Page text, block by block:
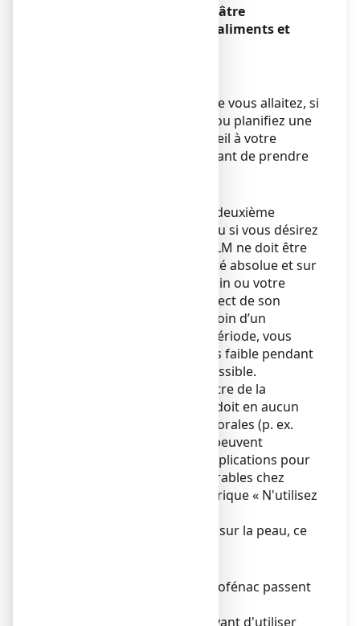
ANTALCALM 140 mg, emplâtre
médicamenteux avec des aliments et
Si vous êtes enceinte ou que vous allaitez, si
vous pensez être enceinte ou planifiez une
grossesse, demandez conseil à votre
médecin ou pharmacien avant de prendre
Au cours du premier et du deuxième
trimestre de la grossesse ou si vous désirez
tomber enceinte, ANTALCALM ne doit être
utilisé qu’en cas de nécessité absolue et sur
les conseils de votre médecin ou votre
pharmacien et dans le respect de son
indication. Si vous avez besoin d’un
traitement pendant cette période, vous
devez utiliser la dose la plus faible pendant
la période la plus courte possible.
Au cours du dernier trimestre de la
grossesse, ANTALCALM ne doit en aucun
cas être utilisé. Les formes orales (p. ex.
comprimés) de diclofénac peuvent
entraîner un risque de complications pour
la mère et des effets indésirables chez
l'enfant à naître (voir la rubrique « N'utilisez
Avec ANTALCALM, appliqué sur la peau, ce
De petites quantités de diclofénac passent
Consultez votre médecin avant d'utiliser